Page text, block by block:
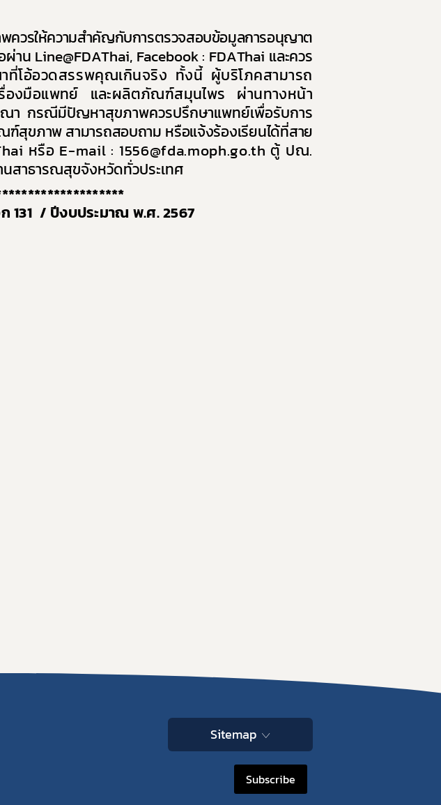
ห้ความสำคัญกับการตรวจสอบข้อมูลการอนุญาต
ผ่าน Line@FDAThai, Facebook : FDAThai และควร
โอ้อวดสรรพคุณเกินจริง ทั้งนี้ ผู้บริโภคสามารถ
งมือแพทย์ และผลิตภัณฑ์สมุนไพร ผ่านทางหน้า
า กรณีมีปัญหาสุขภาพควรปรึกษาแพทย์เพื่อรับการ
ขภาพ สามารถสอบถาม หรือแจ้งร้องเรียนได้ที่สาย
หรือ E-mail : 1556@fda.moph.go.th ตู้ ปณ.
สาธารณสุขจังหวัดทั่วประเทศ
131 / ปีงบประมาณ พ.ศ. 2567
Sitemap
Subscribe
Subscribe